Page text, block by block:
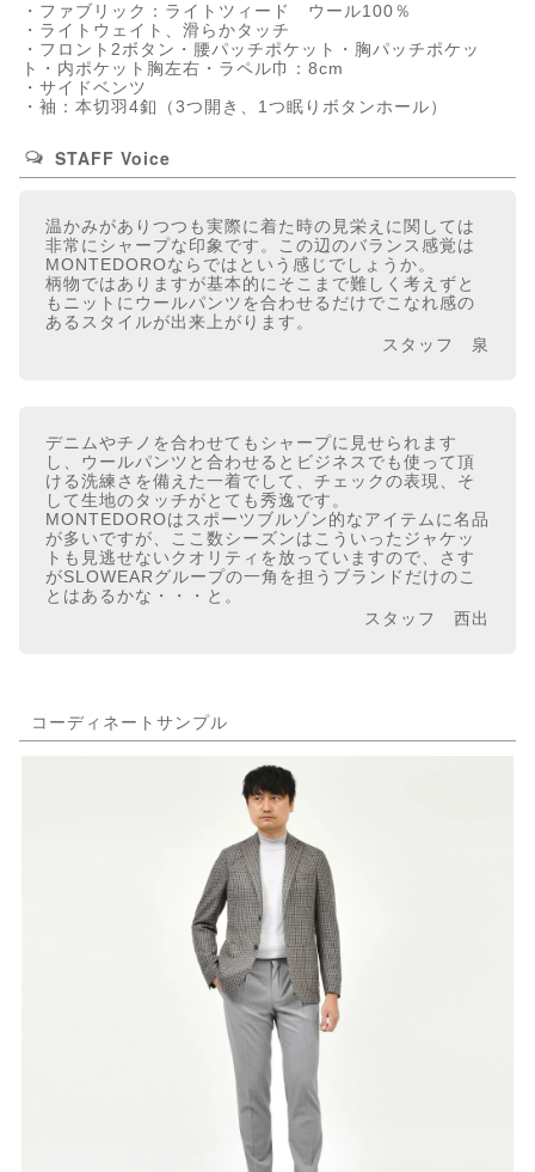
・ファブリック：ライトツィード ウール100％
・ライトウェイト、滑らかタッチ
・フロント2ボタン・腰パッチポケット・胸パッチポケッ
ト・内ポケット胸左右・ラペル巾：8cm
・サイドベンツ
・袖：本切羽4釦（3つ開き、1つ眠りボタンホール）
STAFF Voice
温かみがありつつも実際に着た時の見栄えに関しては
非常にシャープな印象です。この辺のバランス感覚は
MONTEDOROならではという感じでしょうか。
柄物ではありますが基本的にそこまで難しく考えずと
もニットにウールパンツを合わせるだけでこなれ感の
あるスタイルが出来上がります。
スタッフ 泉
デニムやチノを合わせてもシャープに見せられます
し、ウールパンツと合わせるとビジネスでも使って頂
ける洗練さを備えた一着でして、チェックの表現、そ
して生地のタッチがとても秀逸です。
MONTEDOROはスポーツブルゾン的なアイテムに名品
が多いですが、ここ数シーズンはこういったジャケッ
トも見逃せないクオリティを放っていますので、さす
がSLOWEARグループの一角を担うブランドだけのこ
とはあるかな・・・と。
スタッフ 西出
コーディネートサンプル